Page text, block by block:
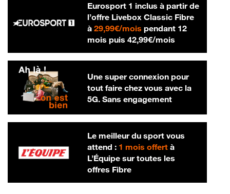
Eurosport 1 inclus à partir de
l’offre Livebox Classic Fibre
à 29,99€/mois29,99 € par mois
pendant 12
mois puis 42,99€/mois42,99 € par
Une super connexion pour
tout faire chez vous avec la
5G. Sans engagement
Le meilleur du sport vous
attend : 1 mois offertà
L’Équipe sur toutes les
offres Fibre